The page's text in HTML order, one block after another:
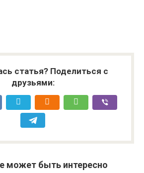
статья? Поделиться с
друзьями:
может быть интересно